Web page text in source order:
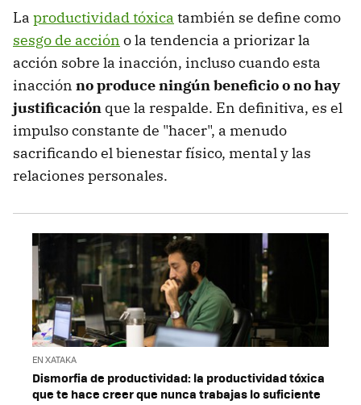
La productividad tóxica también se define como
sesgo de acción o la tendencia a priorizar la
acción sobre la inacción, incluso cuando esta
inacción no produce ningún beneficio o no hay
justificación que la respalde. En definitiva, es el
impulso constante de "hacer", a menudo
sacrificando el bienestar físico, mental y las
relaciones personales.
EN XATAKA
Dismorfia de productividad: la productividad tóxica
que te hace creer que nunca trabajas lo suficiente